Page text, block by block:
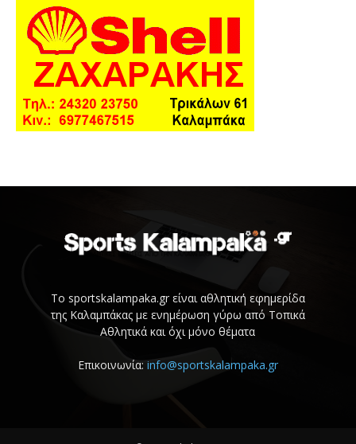
Το sportskalampaka.gr είναι αθλητική εφημερίδα
της Καλαμπάκας με ενημέρωση γύρω από Τοπικά
Αθλητικά και όχι μόνο θέματα
Επικοινωνία: info@sportskalampaka.gr